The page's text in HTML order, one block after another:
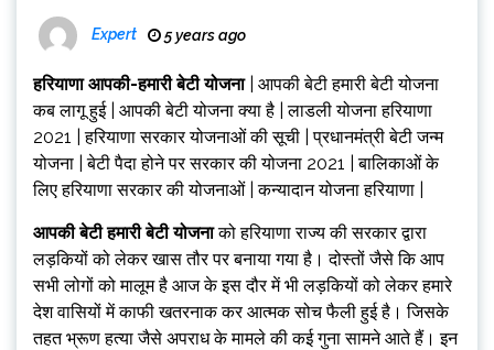
Expert 5 years ago
हरियाणा आपकी-हमारी बेटी योजना| आपकी बेटी हमारी बेटी योजना
कब लागू हुई | आपकी बेटी योजना क्या है | लाडली योजना हरियाणा
2021 | हरियाणा सरकार योजनाओं की सूची | प्रधानमंत्री बेटी जन्म
योजना | बेटी पैदा होने पर सरकार की योजना 2021 | बालिकाओं के
लिए हरियाणा सरकार की योजनाओं | कन्यादान योजना हरियाणा |
आपकी बेटी हमारी बेटी योजनाको हरियाणा राज्य की सरकार द्वारा
लड़कियों को लेकर खास तौर पर बनाया गया है। दोस्तों जैसे कि आप
सभी लोगों को मालूम है आज के इस दौर में भी लड़कियों को लेकर हमारे
देश वासियों में काफी खतरनाक कर आत्मक सोच फैली हुई है। जिसके
तहत भ्रूण हत्या जैसे अपराध के मामले की कई गुना सामने आते हैं। इन